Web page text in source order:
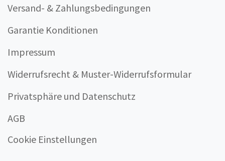
Versand- & Zahlungsbedingungen
Garantie Konditionen
Impressum
Widerrufsrecht & Muster-Widerrufsformular
Privatsphäre und Datenschutz
AGB
Cookie Einstellungen